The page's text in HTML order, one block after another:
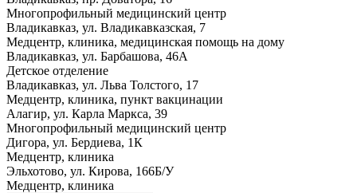
Многопрофильный медицинский центр
Владикавказ, ул. Владикавказская, 7
Медцентр, клиника, медицинская помощь на дому
Владикавказ, ул. Барбашова, 46А
Детское отделение
Владикавказ, ул. Льва Толстого, 17
Медцентр, клиника, пункт вакцинации
Алагир, ул. Карла Маркса, 39
Многопрофильный медицинский центр
Дигора, ул. Бердиева, 1К
Медцентр, клиника
Эльхотово, ул. Кирова, 166Б/У
Медцентр, клиника